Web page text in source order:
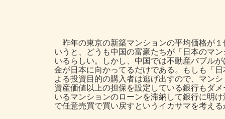
昨年の東京の新築マンションの平均価格が
いうと、どうも中国の富豪たちが「日本のマ
いるらしい。しかし、中国では不動産バブル
金が日本に向かってるだけである。もしも「
よる投資目的の購入者は逃げ出すので、マン
資産価値以上の担保を設定している銀行もダ
いるマンションのローンを滞納して銀行に明
で任意売買で買い戻すというイカサマを考え